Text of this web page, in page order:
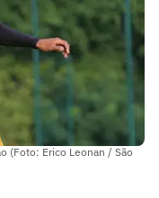
(Foto: Erico Leonan / São